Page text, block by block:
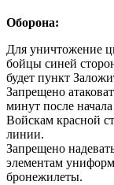
Оборона:
Для уничтожение
бойцы синей
будет пункт
Запрещено
минут после
Войскам красной
линии.
Запрещено
элементам
бронежилеты.